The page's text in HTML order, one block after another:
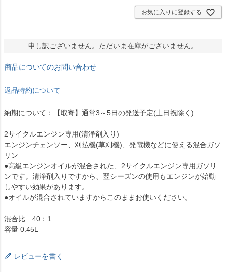
お気に入りに登録する
申し訳ございません。ただいま在庫がございません。
商品についてのお問い合わせ
返品特約について
納期について：【取寄】通常3～5日の発送予定(土日祝除く)
2サイクルエンジン専用(清浄剤入り)
エンジンチェンソー、刈払機(草刈機)、発電機などに使える混合ガソ
リン
●高級エンジンオイルが混合された、2サイクルエンジン専用ガソリ
ンです。清浄剤入りですから、翌シーズンの使用もエンジンが始動
しやすい効果があります。
●オイルが混合されていますからこのままお使いください。
混合比 40：1
容量 0.45L
レビューを書く